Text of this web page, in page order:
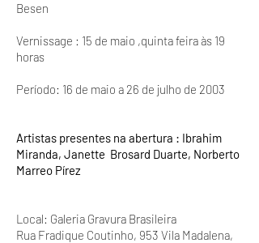
Besen
Vernissage : 15 de maio ,quinta feira às 19
horas
Período: 16 de maio a 26 de julho de 2003
Artistas presentes na abertura : Ibrahim
Miranda, Janette Brosard Duarte, Norberto
Marreo Pírez
Local: Galeria Gravura Brasileira
Rua Fradique Coutinho, 953 Vila Madalena,